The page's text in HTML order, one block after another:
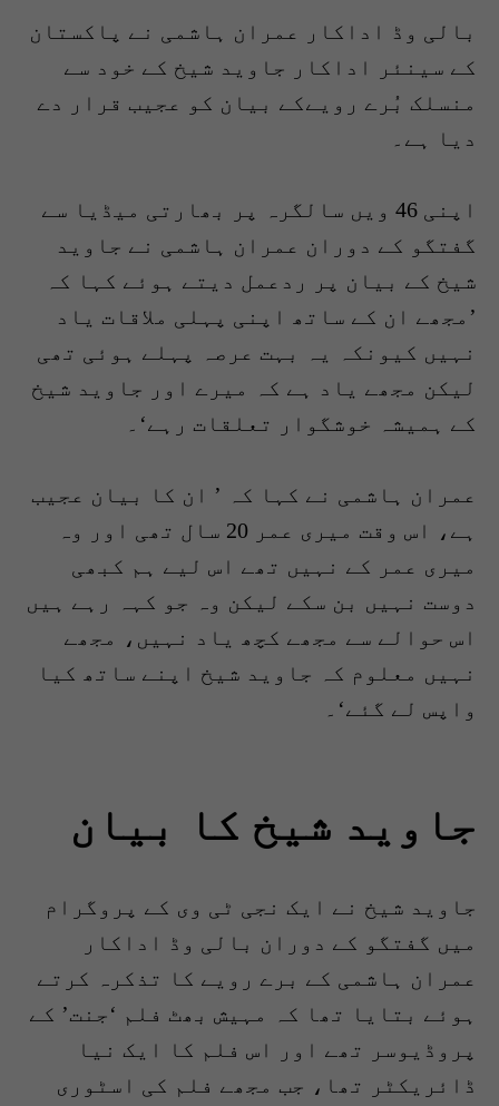
بالی وڈ اداکار عمران ہاشمی نے پاکستان
کے سینئر اداکار جاوید شیخ کے خود سے
منسلک بُرے رویےکے بیان کو عجیب قرار دے
دیا ہے۔
اپنی 46 ویں سالگرہ پر بھارتی میڈیا سے
گفتگو کے دوران عمران ہاشمی نے جاوید
شیخ کے بیان پر ردعمل دیتے ہوئے کہا کہ
’مجھے ان کے ساتھ اپنی پہلی ملاقات یاد
نہیں کیونکہ یہ بہت عرصہ پہلے ہوئی تھی
لیکن مجھے یاد ہے کہ میرے اور جاوید شیخ
کے ہمیشہ خوشگوار تعلقات رہے‘۔
عمران ہاشمی نے کہا کہ ’ ان کا بیان عجیب
ہے، اس وقت میری عمر 20 سال تھی اور وہ
میری عمر کے نہیں تھے اس لیے ہم کبھی
دوست نہیں بن سکے لیکن وہ جو کہہ رہے ہیں
اس حوالے سے مجھے کچھ یاد نہیں، مجھے
نہیں معلوم کہ جاوید شیخ اپنے ساتھ کیا
واپس لے گئے‘۔
جاوید شیخ کا بیان
جاوید شیخ نے ایک نجی ٹی وی کے پروگرام
میں گفتگو کے دوران بالی وڈ اداکار
عمران ہاشمی کے برے رویے کا تذکرہ کرتے
ہوئے بتایا تھا کہ مہیش بھٹ فلم ‘جنت’ کے
پروڈیوسر تھے اور اس فلم کا ایک نیا
ڈائریکٹر تھا، جب مجھے فلم کی اسٹوری